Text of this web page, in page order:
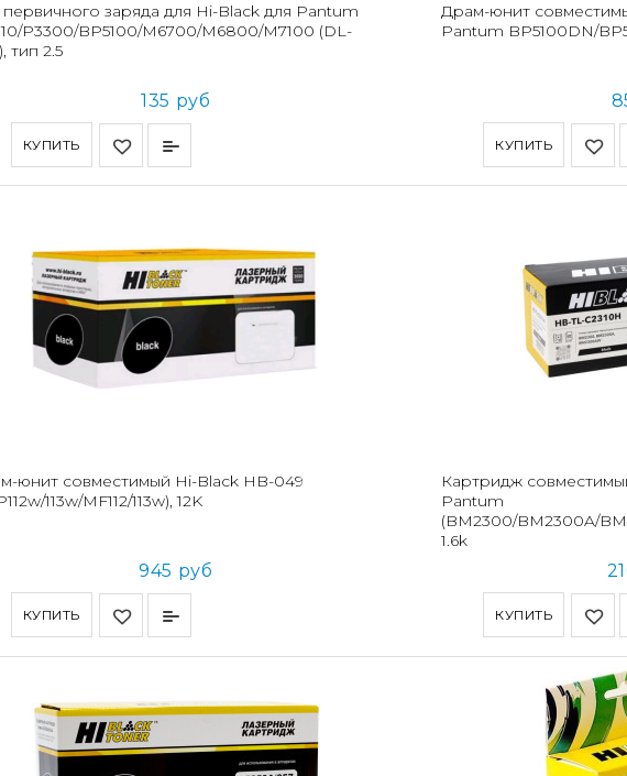
КУПИТЬ
первичного заряда для Hi-Black для Pantum
P3300/BP5100/M6700/M6800/M7100 (DL-
тип 2.5
135 руб
КУПИТЬ
Драм-юнит
Pantum BP5100DN/
КУПИТЬ
юнит совместимый Hi-Black HB-049
113w/MF112/113w), 12K
945 руб
КУПИТЬ
Картридж
Pantum
(BM2300/BM2300A/
1.6k